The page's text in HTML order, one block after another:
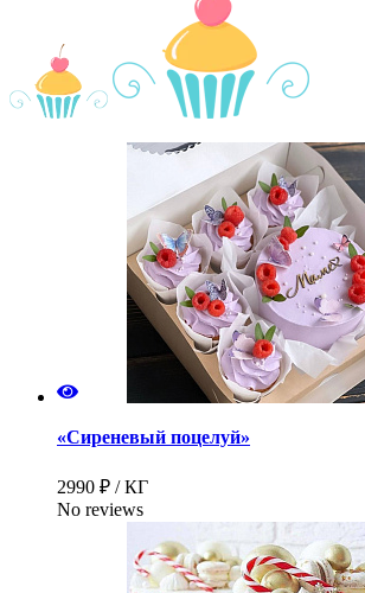
«Сиреневый поцелуй»
2990 ₽ / КГ
No reviews